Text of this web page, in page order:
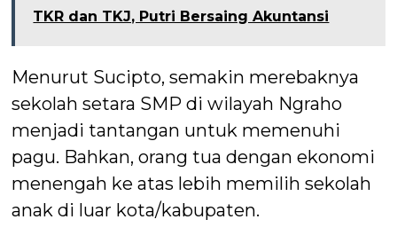
TKR dan TKJ, Putri Bersaing Akuntansi
Menurut Sucipto, semakin merebaknya
sekolah setara SMP di wilayah Ngraho
menjadi tantangan untuk memenuhi
pagu. Bahkan, orang tua dengan ekonomi
menengah ke atas lebih memilih sekolah
anak di luar kota/kabupaten.